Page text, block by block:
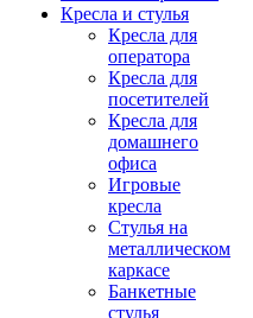
Кресла и стулья
Кресла для
оператора
Кресла для
посетителей
Кресла для
домашнего
офиса
Игровые
кресла
Стулья на
металлическом
каркасе
Банкетные
стулья